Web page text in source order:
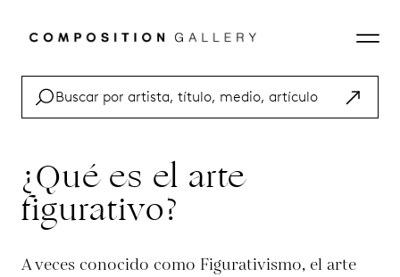
¿Qué es el arte
figurativo?
A veces conocido como Figurativismo, el arte